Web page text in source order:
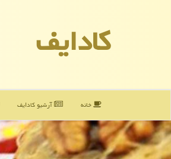
كادایف
خانه آرشیو كادایف